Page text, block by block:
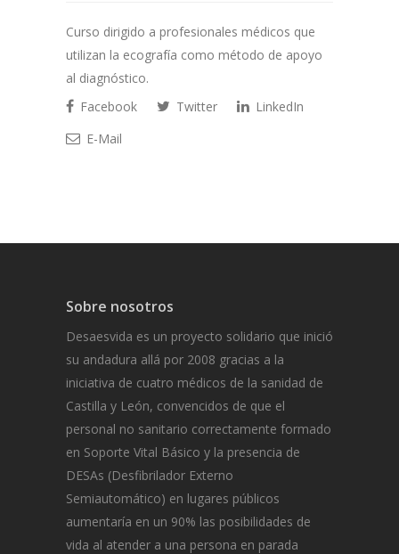
Curso dirigido a profesionales médicos que
utilizan la ecografía como método de apoyo
al diagnóstico.
Facebook
Twitter
LinkedIn
E-Mail
Sobre nosotros
Desaesvida es un proyecto solidario que inició
su andadura allá por 2008 gracias a la
iniciativa de cuatro médicos de la sanidad de
Castilla y León, convencidos de que el
personal no sanitario correctamente formado
en Soporte Vital Básico y la presencia de
DESAs (Desfibrilador Externo
Semiautomático) en lugares públicos
aumentaría en un 90% las posibilidades de
vida al atender a una persona en parada